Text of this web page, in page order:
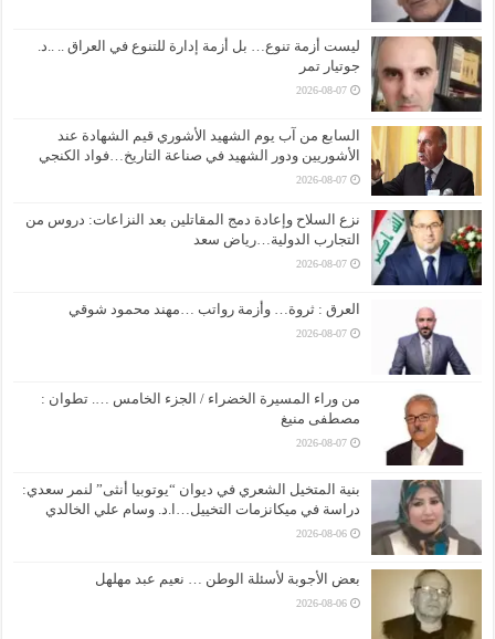
ليست أزمة تنوع… بل أزمة إدارة للتنوع في العراق .. ..د.
جوتيار تمر
2026-08-07
السابع من آب يوم الشهيد الأشوري قيم الشهادة عند
الأشوريين ودور الشهيد في صناعة التاريخ…فواد الكنجي
2026-08-07
نزع السلاح وإعادة دمج المقاتلين بعد النزاعات: دروس من
التجارب الدولية…رياض سعد
2026-08-07
العرق : ثروة… وأزمة رواتب …مهند محمود شوقي
2026-08-07
من وراء المسيرة الخضراء / الجزء الخامس …. تطوان :
مصطفى منيغ
2026-08-07
بنية المتخيل الشعري في ديوان “يوتوبيا أنثى” لنمر سعدي:
دراسة في ميكانزمات التخييل…ا.د. وسام علي الخالدي
2026-08-06
بعض الأجوبة لأسئلة الوطن … نعيم عبد مهلهل
2026-08-06